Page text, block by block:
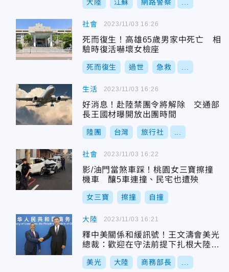
大陸 江蘇 網路警察
社會
死而復生！高雄65歲男家中死亡 相
驗時復活嚇壞女檢座
死而復生 過世 急救
2023/11/03 16:26
生活
好消息！赴陸禁團令將解除 交通部
長王國材曝開放出團時間
陸團 台灣 旅行社
2023/11/03 16:26
社會
影/油門當煞車踩！桃園女三寶擦撞
機車 釀5車連撞、民宅也遭殃
女三寶 擦撞 自撞
2023/11/03 16:22
大陸
釋中美關係和緩訊號！王文濤會美光
總裁：歡迎在守法前提下扎根大陸市
場
美光 大陸 商務部長
2023/11/03 16:21